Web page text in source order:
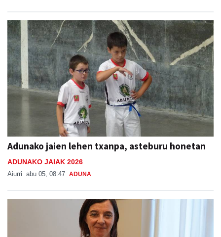
Adunako jaien lehen txanpa, asteburu honetan
ADUNAKO JAIAK 2026
Aiurri abu 05, 08:47 ADUNA